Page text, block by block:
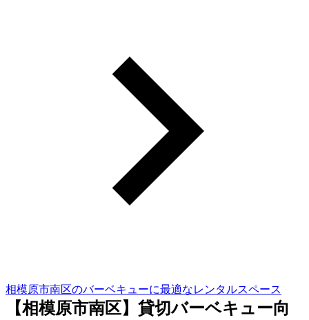
相模原市南区のバーベキューに最適なレンタルスペース
【相模原市南区】貸切バーベキュー向